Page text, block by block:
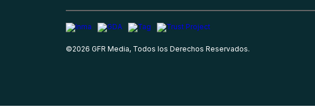
©2026 GFR Media, Todos los Derechos Reservados.